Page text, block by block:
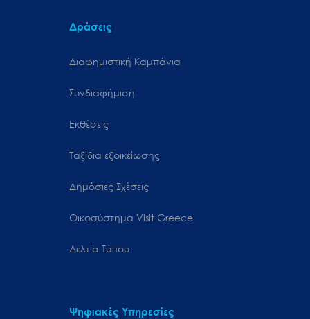
Δράσεις
Διαφημιστική Καμπάνια
Συνδιαφήμιση
Εκθέσεις
Ταξίδια εξοικείωσης
Δημόσιες Σχέσεις
Oικοσύστημα Visit Greece
Δελτία Τύπου
Ψηφιακές Υπηρεσίες